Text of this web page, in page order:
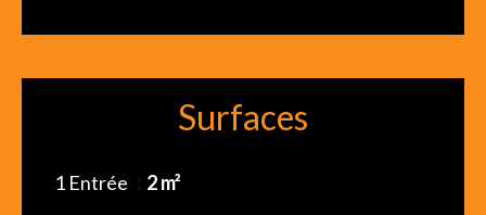
Surfaces
1 Entrée 2 m²